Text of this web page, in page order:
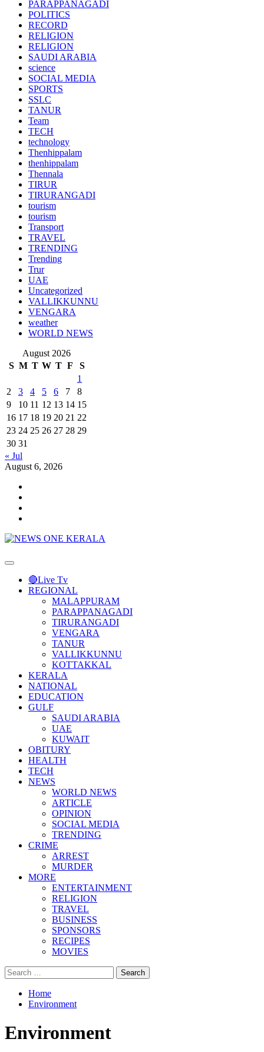
PARAPPANAGADI
POLITICS
RECORD
RELIGION
RELIGION
SAUDI ARABIA
science
SOCIAL MEDIA
SPORTS
SSLC
TANUR
Team
TECH
technology
Thenhippalam
thenhippalam
Thennala
TIRUR
TIRURANGADI
tourism
tourism
Transport
TRAVEL
TRENDING
Trending
Trur
UAE
Uncategorized
VALLIKKUNNU
VENGARA
weather
WORLD NEWS
August 2026
S M T W T F
S
1
2
3 4 5 6 7
8
9
10 11 12 13 14 15
16 17 18 19 20 21 22
23 24 25 26 27 28 29
30 31
« Jul
August 6, 2026
Primary
🔴Live Tv
REGIONAL
MALAPPURAM
PARAPPANAGADI
TIRURANGADI
VENGARA
TANUR
VALLIKKUNNU
KOTTAKKAL
KERALA
NATIONAL
EDUCATION
GULF
SAUDI ARABIA
UAE
KUWAIT
OBITURY
HEALTH
TECH
NEWS
WORLD NEWS
ARTICLE
OPINION
SOCIAL MEDIA
TRENDING
CRIME
ARREST
MURDER
MORE
ENTERTAINMENT
RELIGION
TRAVEL
BUSINESS
SPONSORS
RECIPES
MOVIES
Search
for:
Home
Environment
Environment